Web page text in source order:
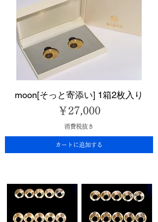
moon[そっと寄添い] 1箱2枚入り
価格
￥27,000
消費税抜き
カートに追加する